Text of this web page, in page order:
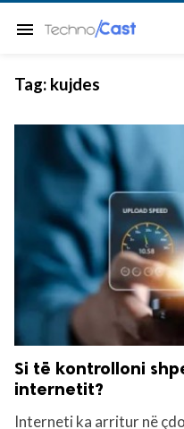
menu
Tag: kujdes
Si të kontrolloni
internetit?
Interneti ka arritur në